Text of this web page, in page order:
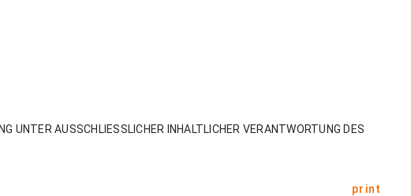
UNTER AUSSCHLIESSLICHER INHALTLICHER VERANTWORTUNG DES
print